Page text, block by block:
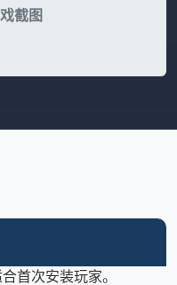
截图
首次安装玩家。